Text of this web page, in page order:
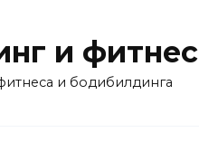
и фитнес
и бодибилдинга